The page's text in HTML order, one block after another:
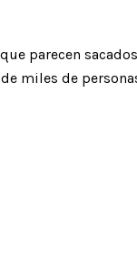
parecen
miles de